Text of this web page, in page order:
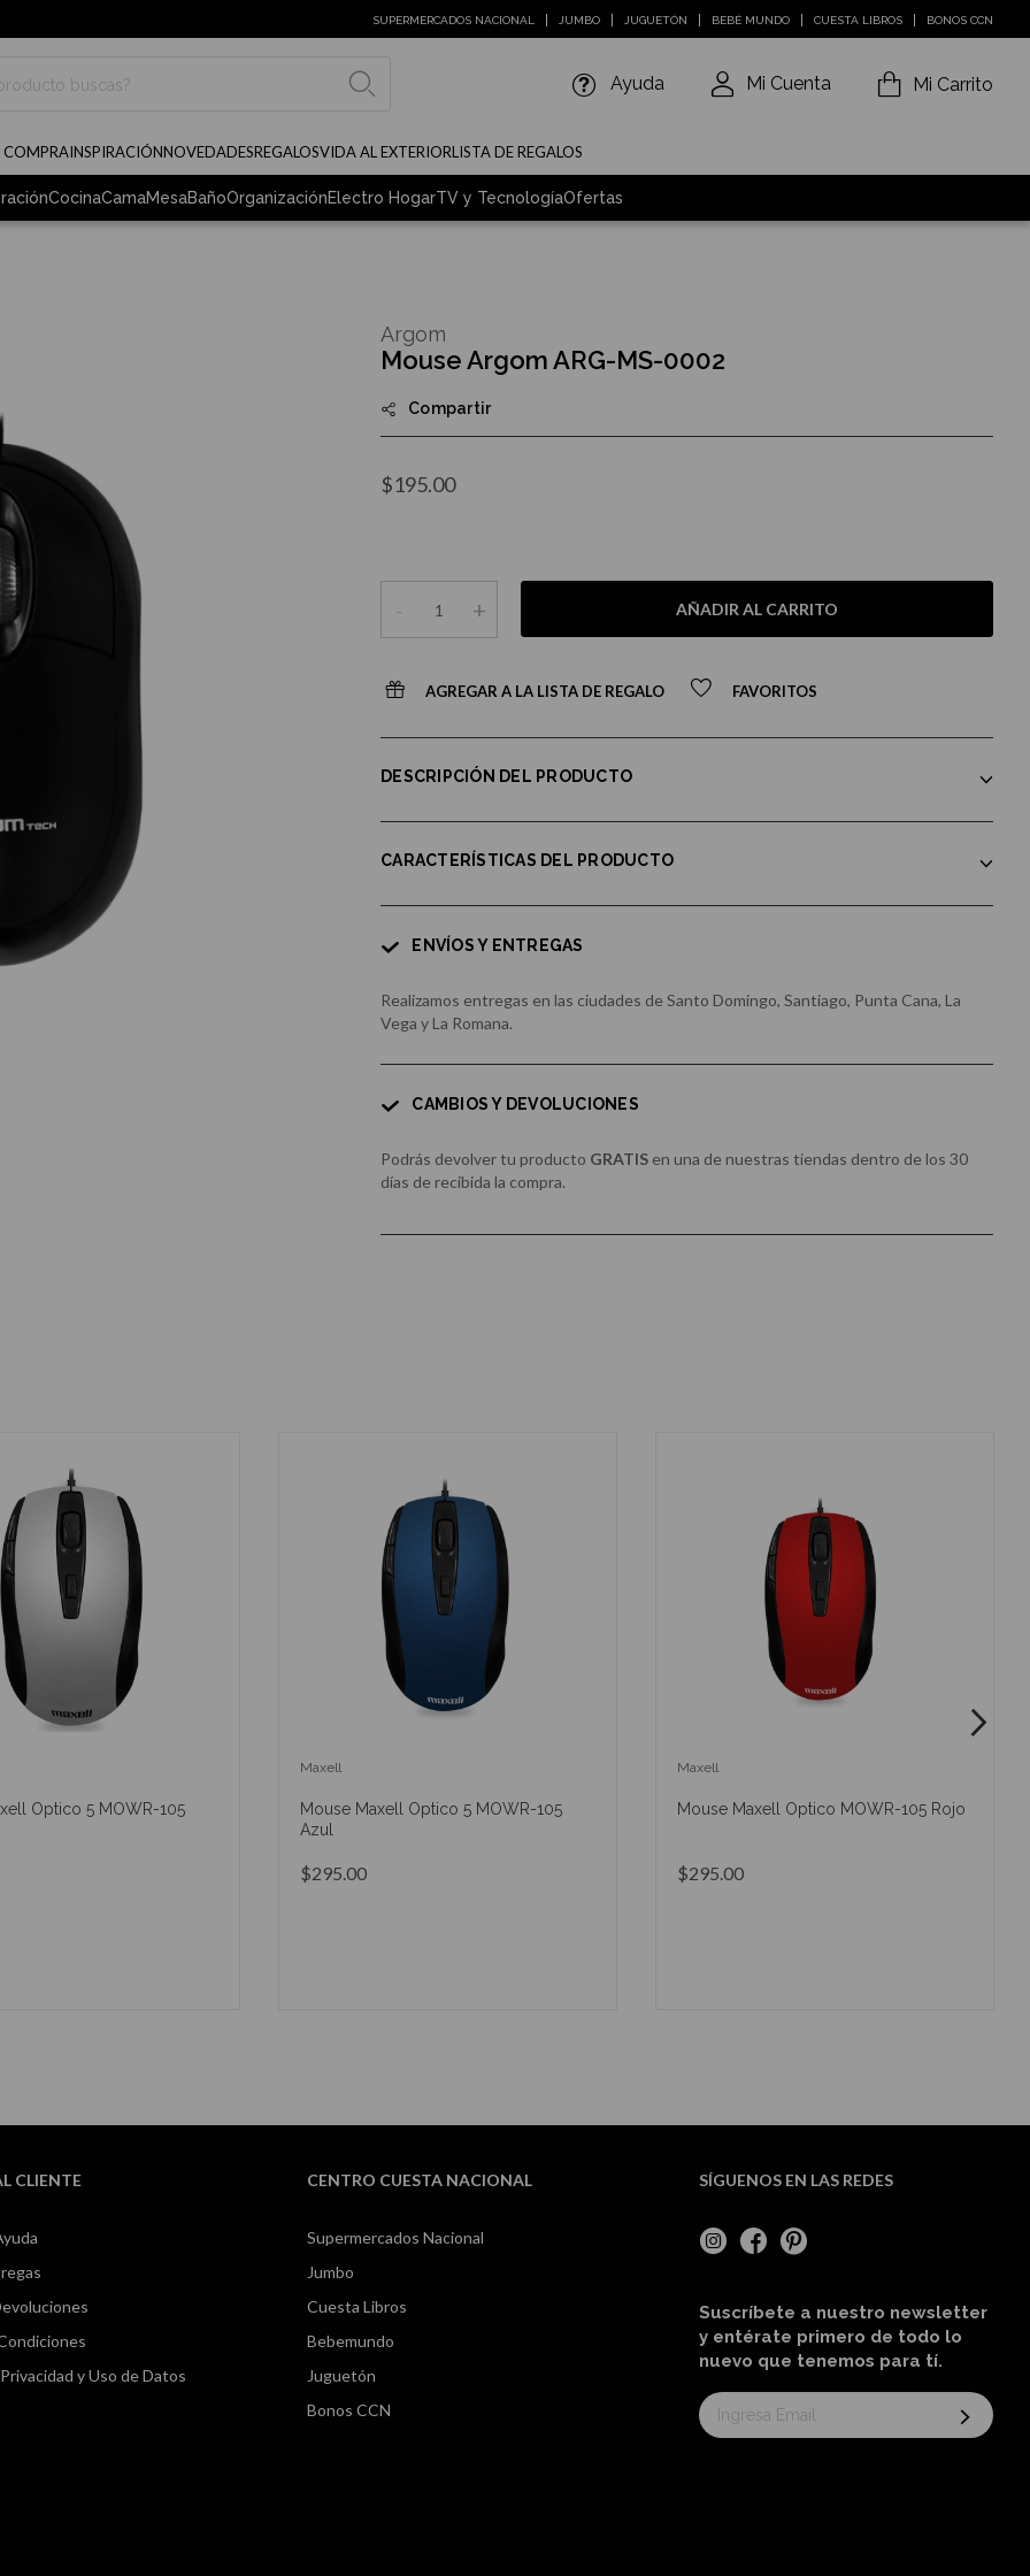
SUPERMERCADOS NACIONAL JUMBO JUGUETÓN BEBÉ MUNDO CUESTA LIBROS BONOS CCN
Ayuda Mi Cuenta Mi Carrito
COMPRAINSPIRACIÓNNOVEDADESREGALOSVIDA AL EXTERIORLISTA DE REGALOS
CocinaCamaMesaBañoOrganizaciónElectro HogarTV y TecnologíaOfertas
Mouse Argom ARG-MS-0002
Compartir
$195.00
- + AÑADIR AL CARRITO
AGREGAR A LA LISTA DE REGALO FAVORITOS
Argom
DESCRIPCIÓN DEL PRODUCTO
CARACTERÍSTICAS DEL PRODUCTO
ENVÍOS Y ENTREGAS
Realizamos entregas en las ciudades de Santo Domingo, Santiago, Punta Cana, La
Vega y La Romana.
CAMBIOS Y DEVOLUCIONES
Podrás devolver tu producto GRATIS en una de nuestras tiendas dentro de los 30
días de recibida la compra.
Optico 5 MOWR-105
Maxell
Mouse Maxell Optico 5 MOWR-105
Azul
$295.00
Maxell
Mouse Maxell Optico MOWR-105 Rojo
$295.00
CLIENTE
y Uso de Datos
CENTRO CUESTA NACIONAL
Supermercados Nacional
Jumbo
Cuesta Libros
Bebemundo
Juguetón
Bonos CCN
SÍGUENOS EN LAS REDES
Suscríbete a nuestro newsletter
y entérate primero de todo lo
nuevo que tenemos para tí.
Suscríbase
al